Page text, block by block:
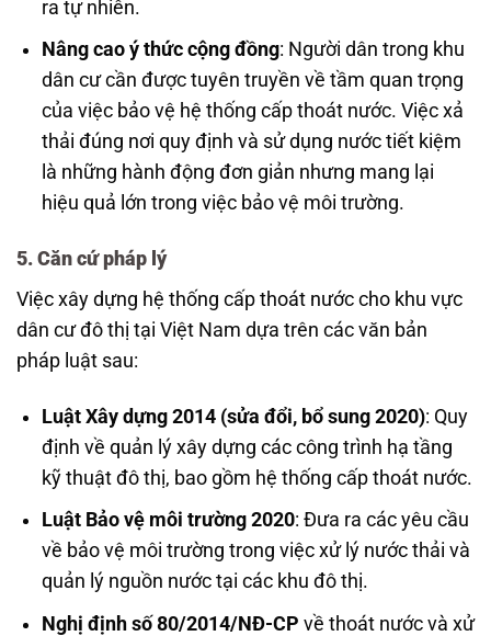
ra tự nhiên.
Nâng cao ý thức cộng đồng: Người dân trong khu
dân cư cần được tuyên truyền về tầm quan trọng
của việc bảo vệ hệ thống cấp thoát nước. Việc xả
thải đúng nơi quy định và sử dụng nước tiết kiệm
là những hành động đơn giản nhưng mang lại
hiệu quả lớn trong việc bảo vệ môi trường.
5. Căn cứ pháp lý
Việc xây dựng hệ thống cấp thoát nước cho khu vực
dân cư đô thị tại Việt Nam dựa trên các văn bản
pháp luật sau:
Luật Xây dựng 2014 (sửa đổi, bổ sung 2020): Quy
định về quản lý xây dựng các công trình hạ tầng
kỹ thuật đô thị, bao gồm hệ thống cấp thoát nước.
Luật Bảo vệ môi trường 2020: Đưa ra các yêu cầu
về bảo vệ môi trường trong việc xử lý nước thải và
quản lý nguồn nước tại các khu đô thị.
Nghị định số 80/2014/NĐ-CP về thoát nước và xử